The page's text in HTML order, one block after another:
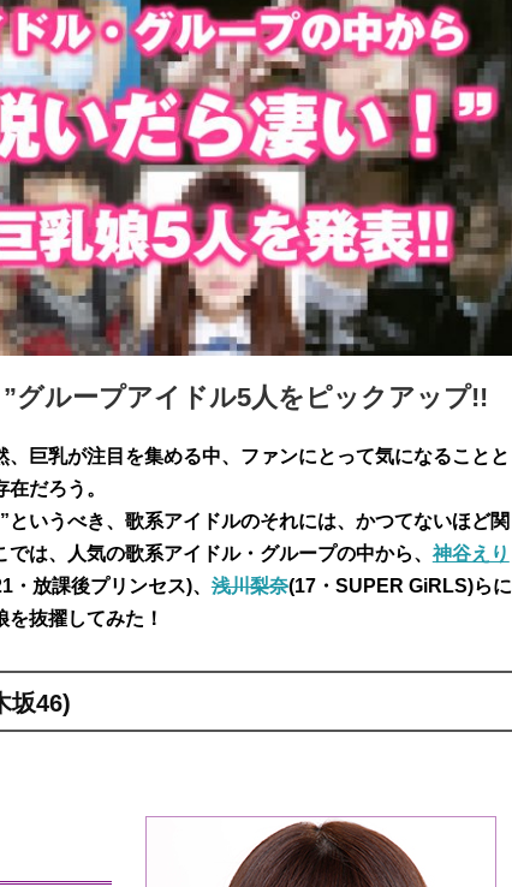
”グループアイドル5人をピックアップ!!
巨乳が注目を集める中、ファンにとって気になることと
在だろう。
”というべき、歌系アイドルのそれには、かつてないほど関
は、人気の歌系アイドル・グループの中から、 神谷えり
・放課後プリンセス)、浅川梨奈(17・ SUPER GiRLS)らに
抜擢してみた！
坂46)